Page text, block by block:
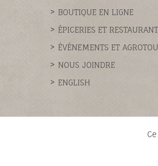
BOUTIQUE EN LIGNE
ÉPICERIES ET
ÉVÉNEMENTS ET
NOUS JOINDRE
ENGLISH